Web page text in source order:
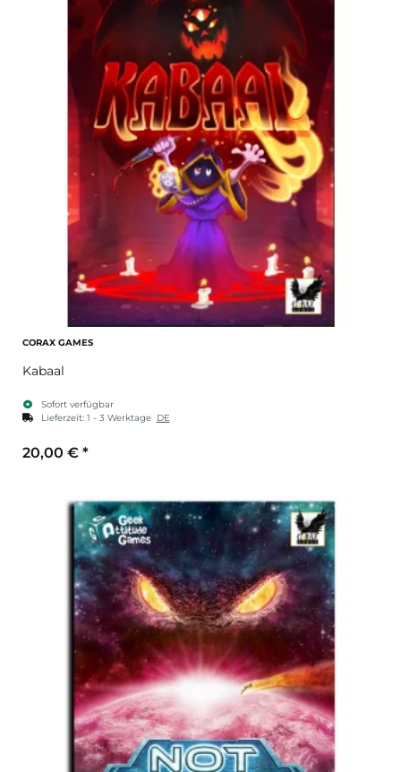
CORAX GAMES
Kabaal
Sofort verfügbar
Lieferzeit: 1 - 3 Werktage DE
20,00 € *